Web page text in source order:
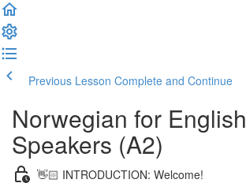
Previous Lesson Complete and Continue
Norwegian for English
Speakers (A2)
👋🏻 INTRODUCTION: Welcome!